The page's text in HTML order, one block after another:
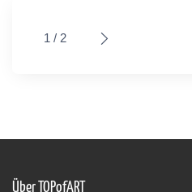
1 / 2
Über TOPofART